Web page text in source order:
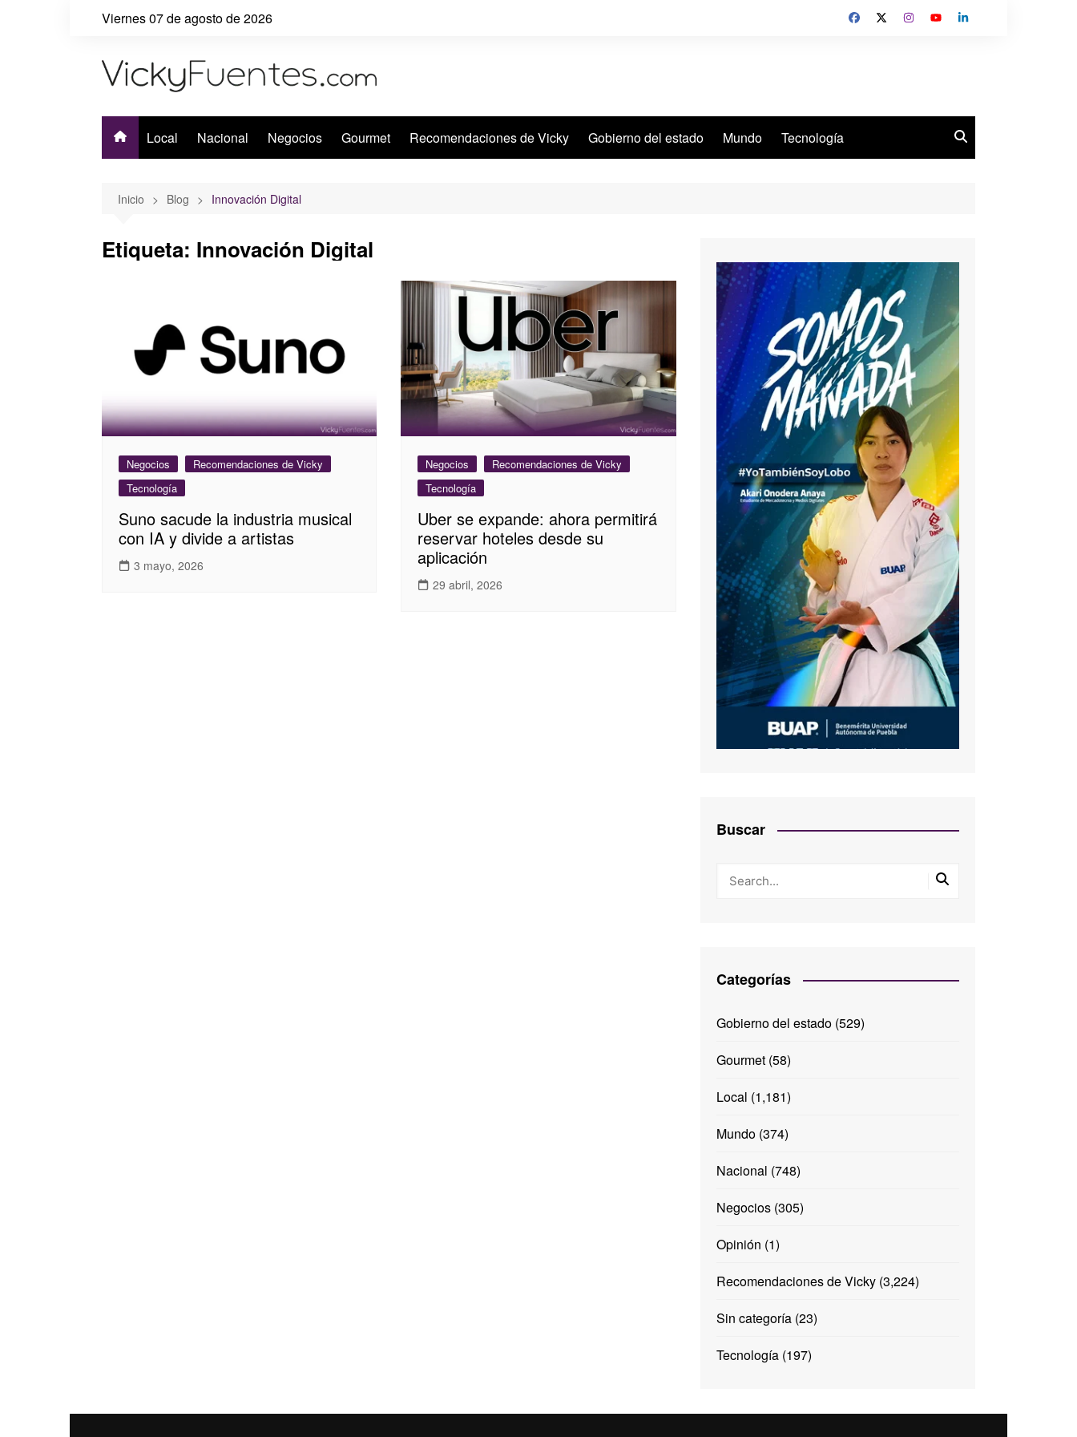
Viernes 07 de agosto de 2026
Local Nacional Negocios Gourmet Recomendaciones de Vicky Gobierno del estado Mundo Tecnología
Inicio Blog Innovación Digital
Etiqueta: Innovación Digital
Negocios
Recomendaciones de Vicky
Tecnología
Suno sacude la industria musical
con IA y divide a artistas
3 mayo, 2026
Negocios
Recomendaciones de Vicky
Tecnología
Uber se expande: ahora permitirá
reservar hoteles desde su
aplicación
29 abril, 2026
Buscar
Categorías
Gobierno del estado(529)
Gourmet(58)
Local (1,181)
Mundo(374)
Nacional (748)
Negocios(305)
Opinión (1)
Recomendaciones de Vicky(3,224)
Sin categoría(23)
Tecnología(197)